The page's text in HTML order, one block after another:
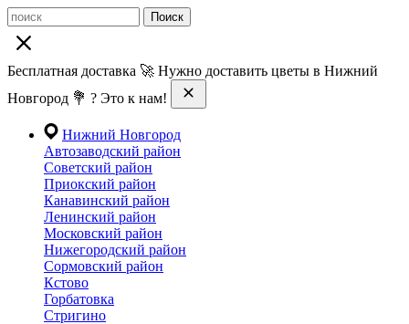
Поиск
Бесплатная доставка 🚀 Нужно доставить цветы в Нижний
Новгород 💐 ? Это к нам!
Нижний Новгород
Автозаводский район
Советский район
Приокский район
Канавинский район
Ленинский район
Московский район
Нижегородский район
Сормовский район
Кстово
Горбатовка
Стригино